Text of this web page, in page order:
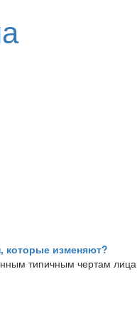
которые изменяют?
типичным чертам лица